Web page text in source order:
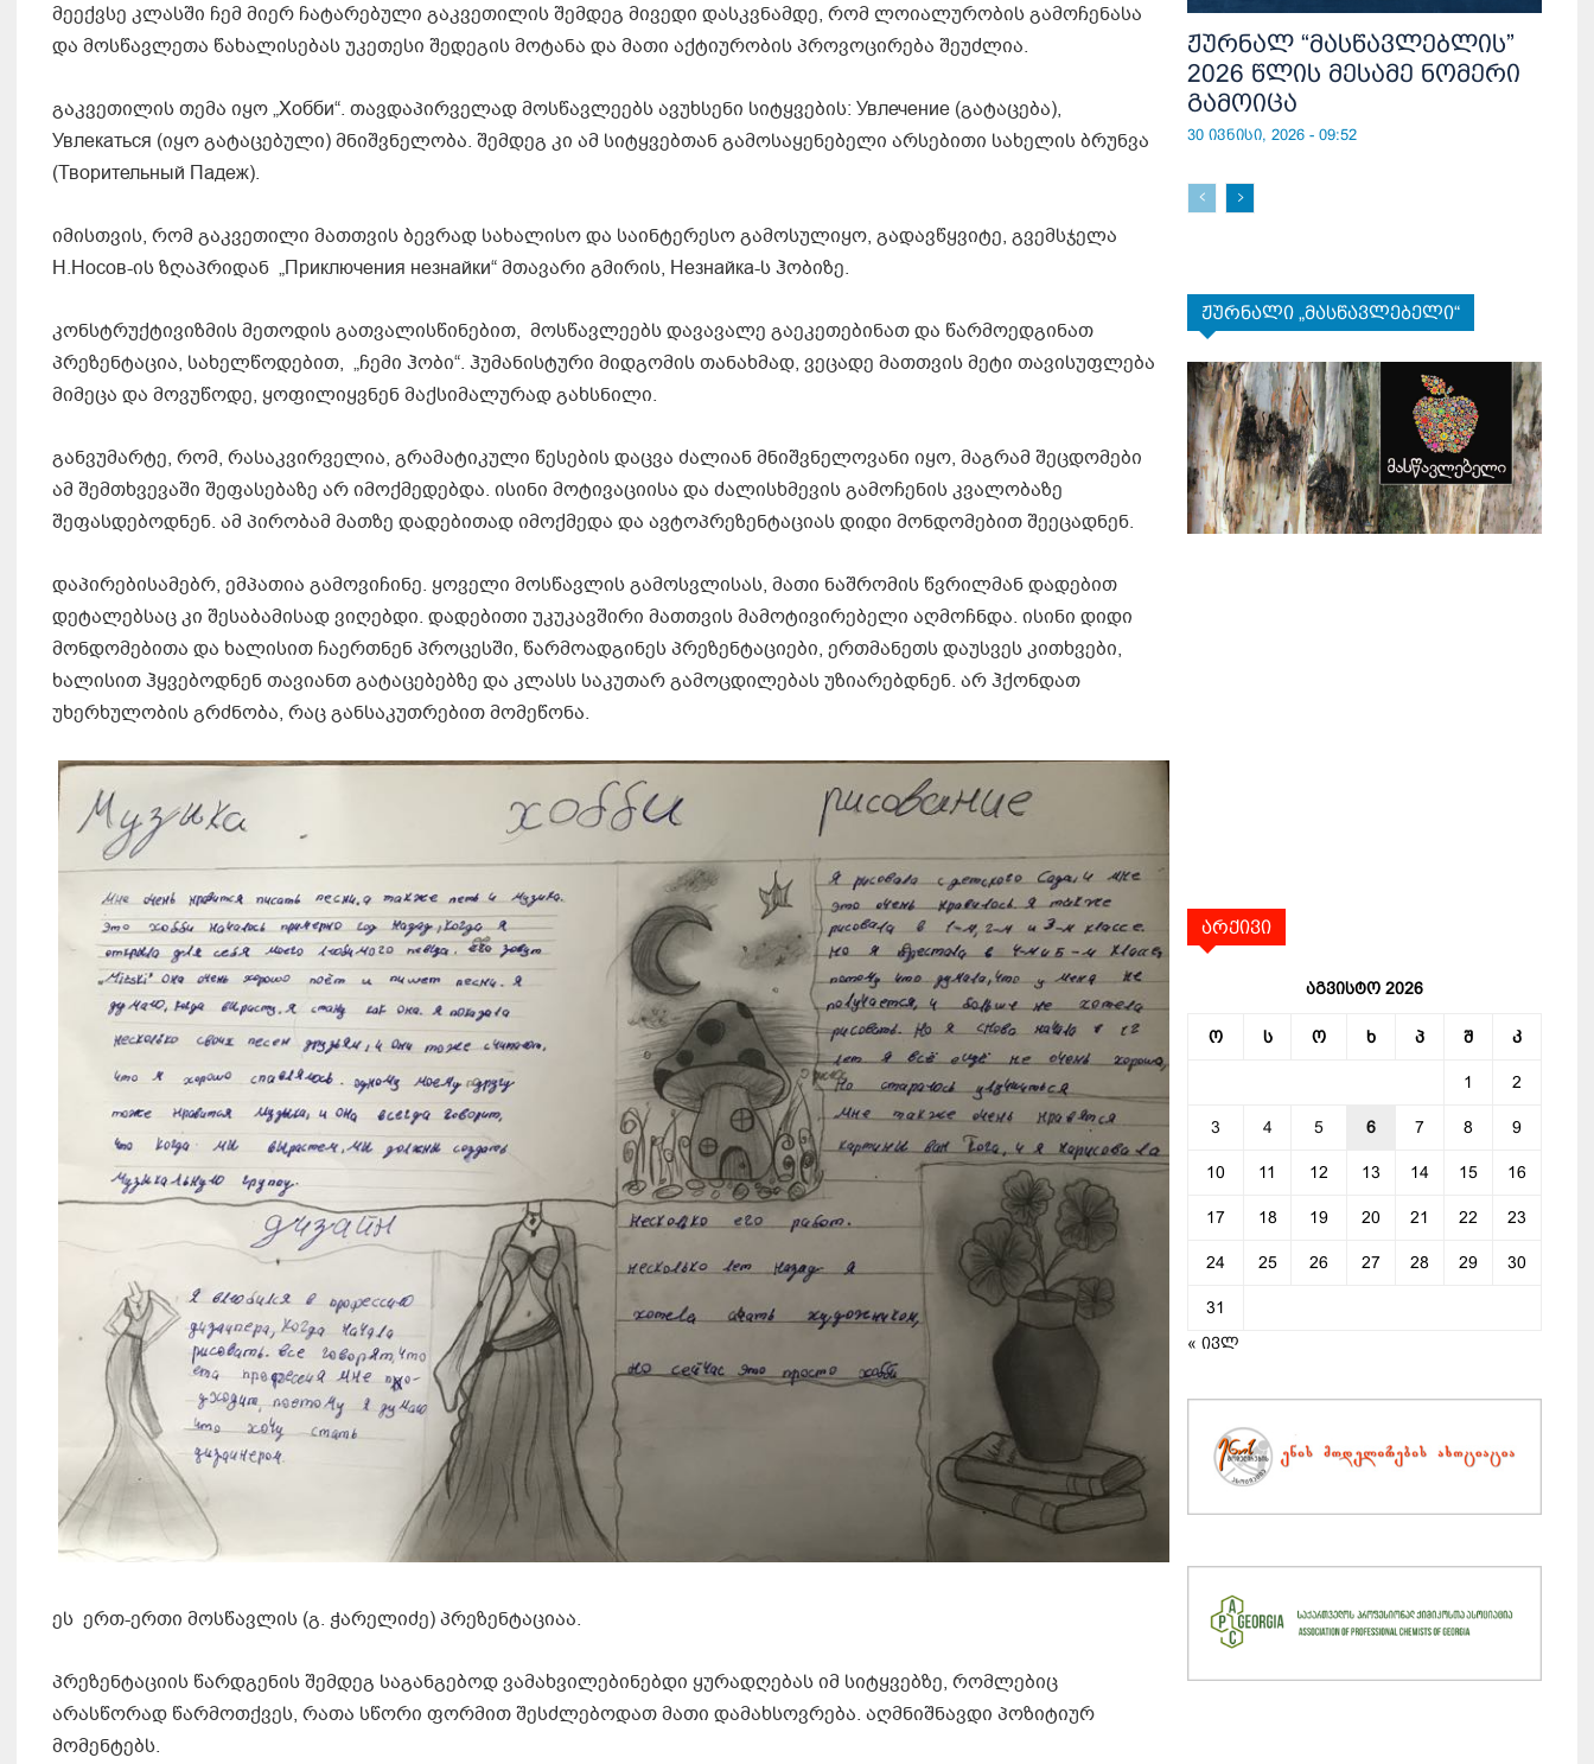
მეექვსე კლასში ჩემ მიერ ჩატარებული გაკვეთილის შემდეგ მივედი დასკვნამდე, რომ ლოიალურობის გამოჩენასა
და მოსწავლეთა წახალისებას უკეთესი შედეგის მოტანა და მათი აქტიურობის პროვოცირება შეუძლია.
გაკვეთილის თემა იყო „Хобби“. თავდაპირველად მოსწავლეებს ავუხსენი სიტყვების: Увлечение (გატაცება),
Увлекаться (იყო გატაცებული) მნიშვნელობა. შემდეგ კი ამ სიტყვებთან გამოსაყენებელი არსებითი სახელის ბრუნვა
(Творительный Падеж).
იმისთვის, რომ გაკვეთილი მათთვის ბევრად სახალისო და საინტერესო გამოსულიყო, გადავწყვიტე, გვემსჯელა
Н.Носов-ის ზღაპრიდან „Приключения незнайки“ მთავარი გმირის, Незнайка-ს ჰობიზე.
კონსტრუქტივიზმის მეთოდის გათვალისწინებით, მოსწავლეებს დავავალე გაეკეთებინათ და წარმოედგინათ
პრეზენტაცია, სახელწოდებით, „ჩემი ჰობი“. ჰუმანისტური მიდგომის თანახმად, ვეცადე მათთვის მეტი თავისუფლება
მიმეცა და მოვუწოდე, ყოფილიყვნენ მაქსიმალურად გახსნილი.
განვუმარტე, რომ, რასაკვირველია, გრამატიკული წესების დაცვა ძალიან მნიშვნელოვანი იყო, მაგრამ შეცდომები
ამ შემთხვევაში შეფასებაზე არ იმოქმედებდა. ისინი მოტივაციისა და ძალისხმევის გამოჩენის კვალობაზე
შეფასდებოდნენ. ამ პირობამ მათზე დადებითად იმოქმედა და ავტოპრეზენტაციას დიდი მონდომებით შეეცადნენ.
დაპირებისამებრ, ემპათია გამოვიჩინე. ყოველი მოსწავლის გამოსვლისას, მათი ნაშრომის წვრილმან დადებით
დეტალებსაც კი შესაბამისად ვიღებდი. დადებითი უკუკავშირი მათთვის მამოტივირებელი აღმოჩნდა. ისინი დიდი
მონდომებითა და ხალისით ჩაერთნენ პროცესში, წარმოადგინეს პრეზენტაციები, ერთმანეთს დაუსვეს კითხვები,
ხალისით ჰყვებოდნენ თავიანთ გატაცებებზე და კლასს საკუთარ გამოცდილებას უზიარებდნენ. არ ჰქონდათ
უხერხულობის გრძნობა, რაც განსაკუთრებით მომეწონა.
ეს ერთ-ერთი მოსწავლის (გ. ჭარელიძე) პრეზენტაციაა.
პრეზენტაციის წარდგენის შემდეგ საგანგებოდ ვამახვილებინებდი ყურადღებას იმ სიტყვებზე, რომლებიც
არასწორად წარმოთქვეს, რათა სწორი ფორმით შესძლებოდათ მათი დამახსოვრება. აღმნიშნავდი პოზიტიურ
მომენტებს.
ჟურნალ “მასწავლებლის”
2026 წლის მესამე ნომერი
გამოიცა
30 ივნისი, 2026 - 09:52
ჟურნალი „მასწავლებელი“
არქივი
აგვისტო 2026
ო ს ო ხ პ შ კ
1 2
3 4 5 6 7 8 9
10 11 12 13 14 15 16
17 18 19 20 21 22 23
24 25 26 27 28 29 30
31
« ივლ